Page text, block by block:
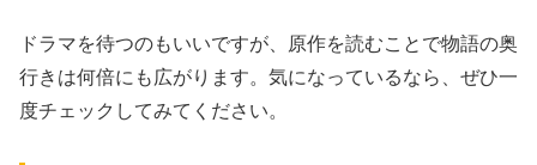
ドラマを待つのもいいですが、原作を読むことで物語の奥
行きは何倍にも広がります。気になっているなら、ぜひ一
度チェックしてみてください。